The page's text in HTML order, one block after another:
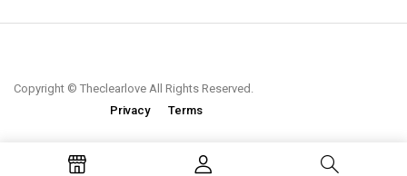
Copyright © Theclearlove All Rights Reserved.
Privacy
Terms